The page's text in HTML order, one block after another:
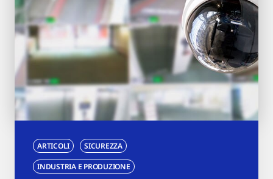
ARTICOLI
SICUREZZA
INDUSTRIA E PRODUZIONE